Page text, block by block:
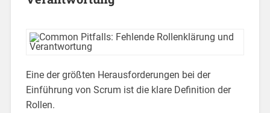
Eine der größten Herausforderungen bei der
Einführung von Scrum ist die klare Definition der
Rollen.